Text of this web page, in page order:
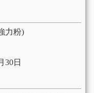
力粉)
30日